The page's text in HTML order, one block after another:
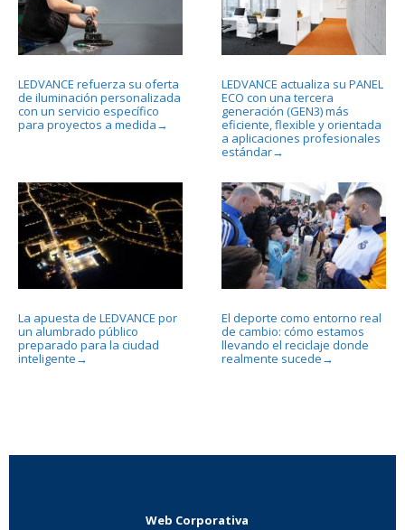
LEDVANCE refuerza su oferta
de iluminación personalizada
con un servicio específico
para proyectos a medida →
LEDVANCE actualiza su PANEL
ECO con una tercera
generación (GEN3) más
eficiente, flexible y orientada
a aplicaciones profesionales
estándar→
La apuesta de LEDVANCE por
un alumbrado público
preparado para la ciudad
inteligente →
El deporte como entorno real
de cambio: cómo estamos
llevando el reciclaje donde
realmente sucede →
Web Corporativa